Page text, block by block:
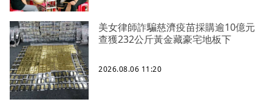
美女律師詐騙慈濟疫苗採購逾10億元
查獲232公斤黃金藏豪宅地板下
2026.08.06 11:20